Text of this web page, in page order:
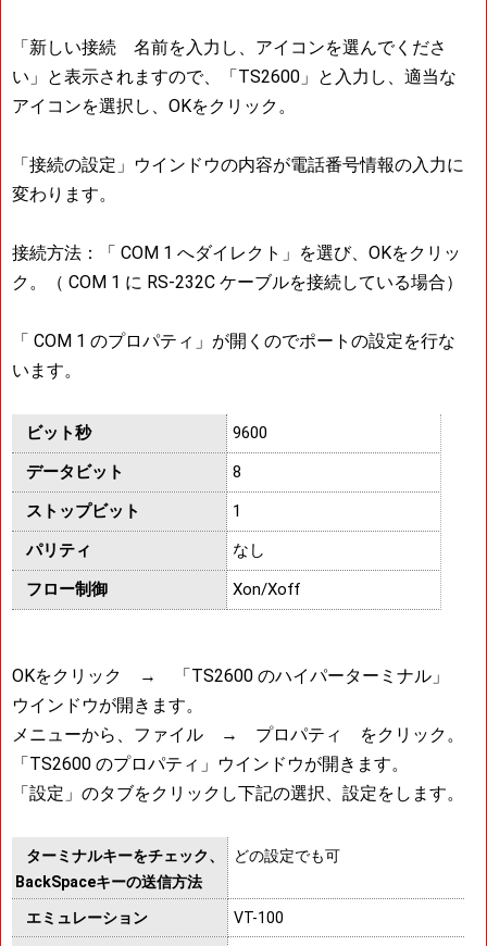
「新しい接続 名前を入力し、アイコンを選んでくださ
い」と表示されますので、「TS2600」と入力し、適当な
アイコンを選択し、OKをクリック。
「接続の設定」ウインドウの内容が電話番号情報の入力に
変わります。
接続方法：「 COM 1 へダイレクト」を選び、OKをクリッ
ク。（ COM 1 に RS-232C ケーブルを接続している場合）
「 COM 1 のプロパティ」が開くのでポートの設定を行な
います。
ビット秒
9600
データビット
8
ストップビット
1
パリティ
なし
フロー制御
Xon/Xoff
OKをクリック → 「TS2600 のハイパーターミナル」
ウインドウが開きます。
メニューから、ファイル → プロパティ をクリック。
「TS2600 のプロパティ」ウインドウが開きます。
「設定」のタブをクリックし下記の選択、設定をします。
ターミナルキーをチェック、
BackSpaceキーの送信方法
どの設定でも可
エミュレーション VT-100